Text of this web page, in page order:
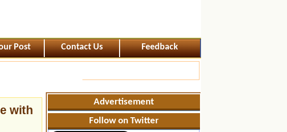
Post Contact Us Feedback
with
Advertisement
Follow on Twitter